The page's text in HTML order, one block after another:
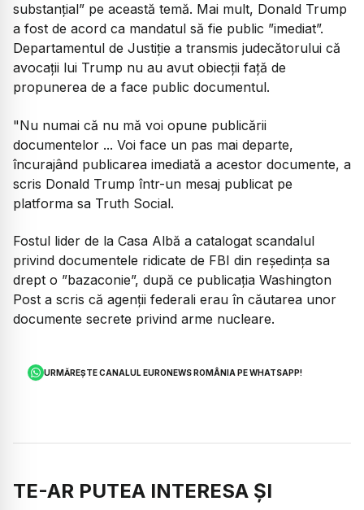
substanțial” pe această temă. Mai mult, Donald Trump
a fost de acord ca mandatul să fie public ”imediat”.
Departamentul de Justiție a transmis judecătorului că
avocații lui Trump nu au avut obiecții față de
propunerea de a face public documentul.
"Nu numai că nu mă voi opune publicării
documentelor ... Voi face un pas mai departe,
încurajând publicarea imediată a acestor documente, a
scris Donald Trump într-un mesaj publicat pe
platforma sa Truth Social.
Fostul lider de la Casa Albă a catalogat scandalul
privind documentele ridicate de FBI din reședința sa
drept o ”bazaconie”, după ce publicația Washington
Post a scris că agenții federali erau în căutarea unor
documente secrete privind arme nucleare.
URMĂREȘTE CANALUL EURONEWS ROMÂNIA PE WHATSAPP!
TE-AR PUTEA INTERESA ȘI